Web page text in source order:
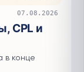
07.08.2026
CPL и
в конце